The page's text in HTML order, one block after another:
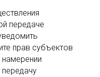
передаче
прав субъектов